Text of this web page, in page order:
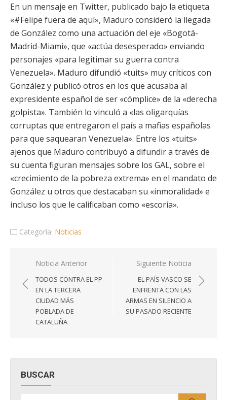
En un mensaje en Twitter, publicado bajo la etiqueta
«#Felipe fuera de aquí», Maduro consideró la llegada
de González como una actuación del eje «Bogotá-
Madrid-Miami», que «actúa desesperado» enviando
personajes «para legitimar su guerra contra
Venezuela». Maduro difundió «tuits» muy críticos con
González y publicó otros en los que acusaba al
expresidente español de ser «cómplice» de la «derecha
golpista». También lo vinculó a «las oligarquías
corruptas que entregaron el país a mafias españolas
para que saquearan Venezuela». Entre los «tuits»
ajenos que Maduro contribuyó a difundir a través de
su cuenta figuran mensajes sobre los GAL, sobre el
«crecimiento de la pobreza extrema» en el mandato de
González u otros que destacaban su «inmoralidad» e
incluso los que le calificaban como «escoria».
Categoría: Noticias
Navegación
de
entradas
Noticia Anterior
TODOS CONTRA EL PP
EN LA TERCERA
CIUDAD MÁS
POBLADA DE
CATALUÑA
Siguiente Noticia
EL PAÍS VASCO SE
ENFRENTA CON LAS
ARMAS EN SILENCIO A
SU PASADO RECIENTE
BUSCAR